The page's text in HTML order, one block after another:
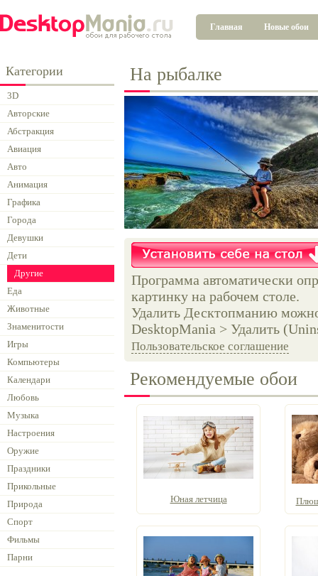
Главная Новые обои
Категории
3D
Авторские
Абстракция
Авиация
Авто
Анимация
Графика
Города
Девушки
Дети
Другие
Еда
Животные
Знаменитости
Игры
Компьютеры
Календари
Любовь
Музыка
Настроения
Оружие
Праздники
Прикольные
Природа
Спорт
Фильмы
Парни
На рыбалке
Программа автоматически
картинку на рабочем столе.
Удалить Десктопманию
DesktopMania > Удалить
Пользовательское соглашение
Рекомендуемые обои
Юная летчица